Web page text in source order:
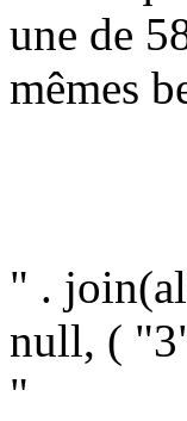
une de
mêmes
" .
null, (
"